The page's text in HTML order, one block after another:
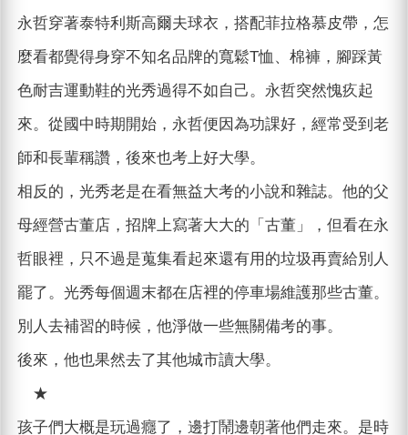
永哲穿著泰特利斯高爾夫球衣，搭配菲拉格慕皮帶，怎
麼看都覺得身穿不知名品牌的寬鬆T恤、棉褲，腳踩黃
色耐吉運動鞋的光秀過得不如自己。永哲突然愧疚起
來。從國中時期開始，永哲便因為功課好，經常受到老
師和長輩稱讚，後來也考上好大學。
相反的，光秀老是在看無益大考的小說和雜誌。他的父
母經營古董店，招牌上寫著大大的「古董」，但看在永
哲眼裡，只不過是蒐集看起來還有用的垃圾再賣給別人
罷了。光秀每個週末都在店裡的停車場維護那些古董。
別人去補習的時候，他淨做一些無關備考的事。
後來，他也果然去了其他城市讀大學。
★
孩子們大概是玩過癮了，邊打鬧邊朝著他們走來。是時